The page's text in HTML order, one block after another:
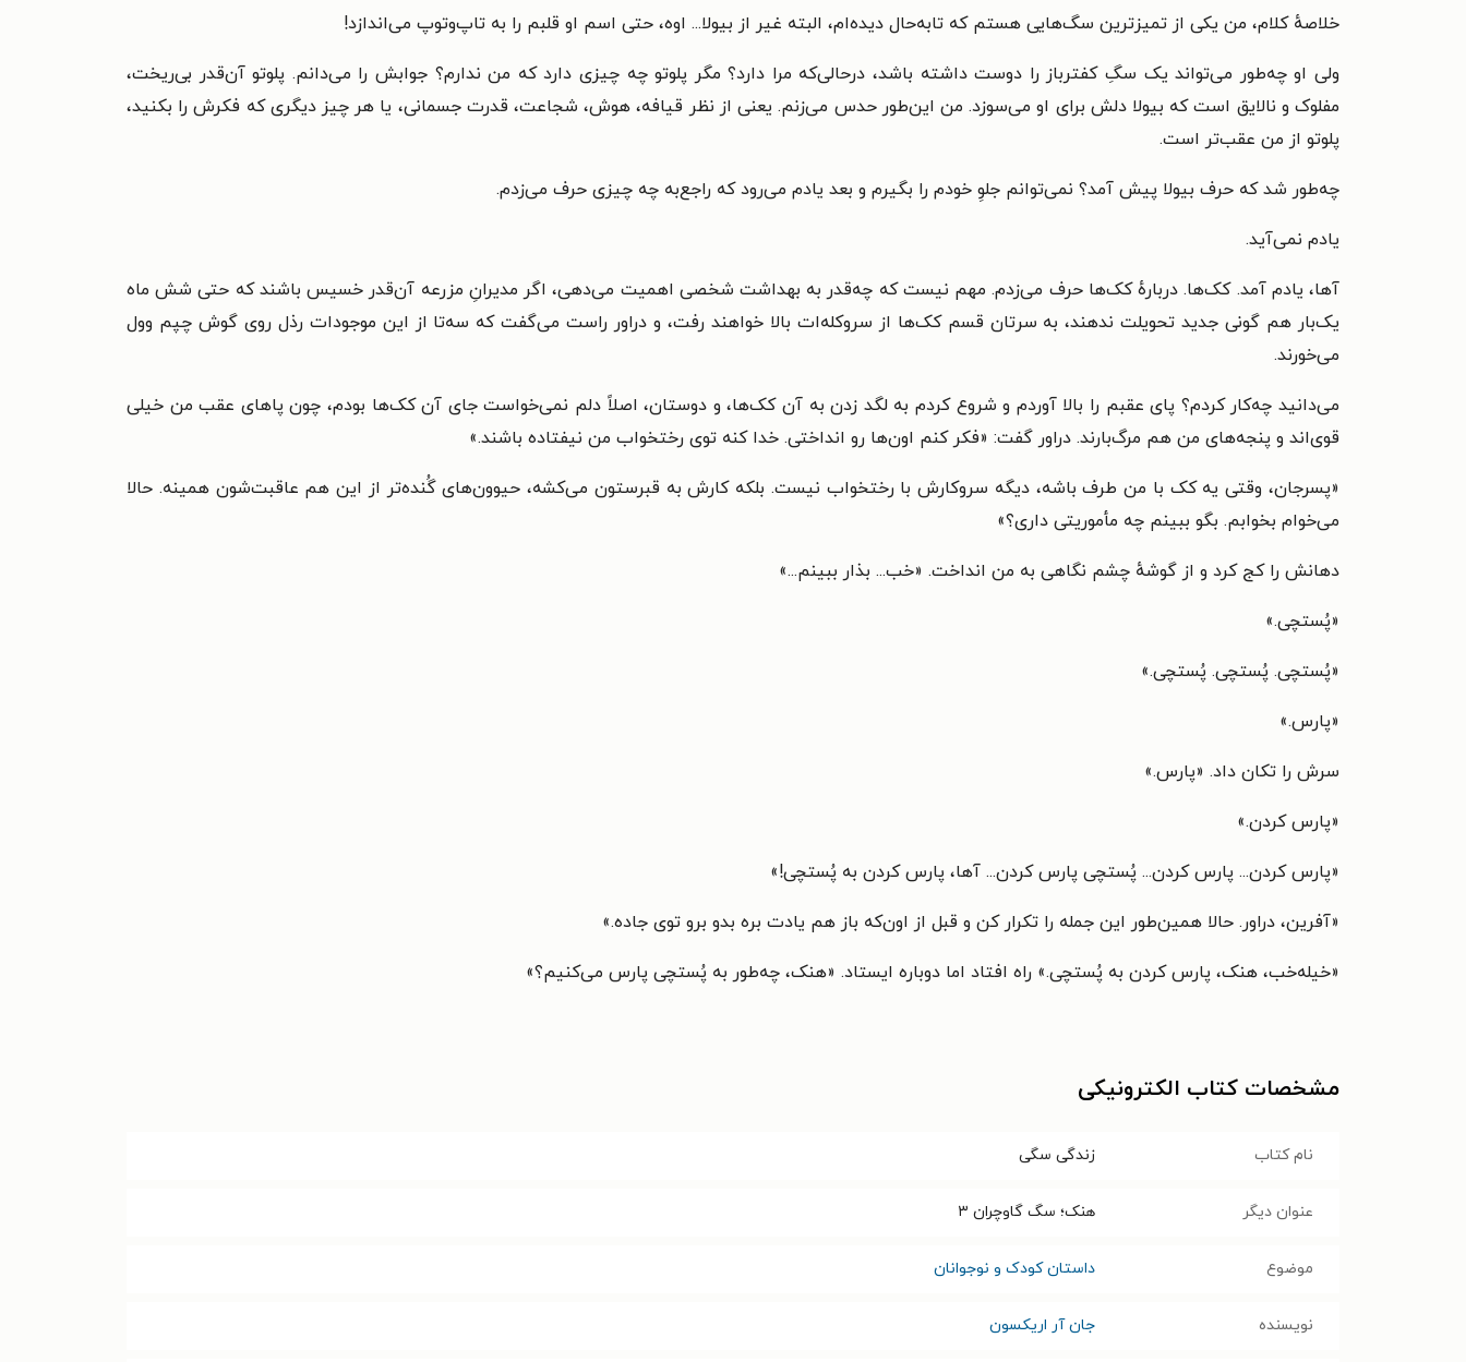
خلاصهٔ کلام، من یکی از تمیزترین سگ‌هایی هستم که تابه‌حال دیده‌ام، البته غیر از بیولا... اوه، حتی اسم او قلبم را به تاپ‌وتوپ می‌اندازد!
ولی او چه‌طور می‌تواند یک سگِ کفترباز را دوست داشته باشد، درحالی‌که مرا دارد؟ مگر پلوتو چه چیزی دارد که من ندارم؟ جوابش را می‌دانم. پلوتو آن‌قدر بی‌ریخت،
مفلوک و نالایق است که بیولا دلش برای او می‌سوزد. من این‌طور حدس می‌زنم. یعنی از نظر قیافه، هوش، شجاعت، قدرت جسمانی، یا هر چیز دیگری که فکرش را بکنید،
پلوتو از من عقب‌تر است.
چه‌طور شد که حرف بیولا پیش آمد؟ نمی‌توانم جلوِ خودم را بگیرم و بعد یادم می‌رود که راجع‌به چه چیزی حرف می‌زدم.
یادم نمی‌آید.
آها، یادم آمد. کک‌ها. دربارهٔ کک‌ها حرف می‌زدم. مهم نیست که چه‌قدر به بهداشت شخصی اهمیت می‌دهی، اگر مدیرانِ مزرعه آن‌قدر خسیس باشند که حتی شش ماه
یک‌بار هم گونی جدید تحویلت ندهند، به سرتان قسم کک‌ها از سروکله‌ات بالا خواهند رفت، و دراور راست می‌گفت که سه‌تا از این موجودات رذل روی گوش چپم وول
می‌خورند.
می‌دانید چه‌کار کردم؟ پای عقبم را بالا آوردم و شروع کردم به لگد زدن به آن کک‌ها، و دوستان، اصلاً دلم نمی‌خواست جای آن کک‌ها بودم، چون پاهای عقب من خیلی
قوی‌اند و پنجه‌های من هم مرگ‌بارند. دراور گفت: «فکر کنم اون‌ها رو انداختی. خدا کنه توی رختخواب من نیفتاده باشند.»
«پسرجان، وقتی یه کک با من طرف باشه، دیگه سروکارش با رختخواب نیست. بلکه کارش به قبرستون می‌کشه، حیوون‌های گُنده‌تر از این هم عاقبت‌شون همینه. حالا
می‌خوام بخوابم. بگو ببینم چه مأموریتی داری؟»
دهانش را کج کرد و از گوشهٔ چشم نگاهی به من انداخت. «خب... بذار ببینم...»
«پُستچی.»
«پُستچی. پُستچی. پُستچی.»
«پارس.»
سرش را تکان داد. «پارس.»
«پارس کردن.»
«پارس کردن... پارس کردن... پُستچی پارس کردن... آها، پارس کردن به پُستچی!»
«آفرین، دراور. حالا همین‌طور این جمله را تکرار کن و قبل از اون‌که باز هم یادت بره بدو برو توی جاده.»
«خیله‌خب، هنک، پارس کردن به پُستچی.» راه افتاد اما دوباره ایستاد. «هنک، چه‌طور به پُستچی پارس می‌کنیم؟»
مشخصات کتاب الکترونیکی
نام کتاب زندگی سگی
عنوان دیگر هنک؛ سگ گاوچران ۳
موضوع داستان کودک و نوجوانان
نویسنده جان آر اریکسون